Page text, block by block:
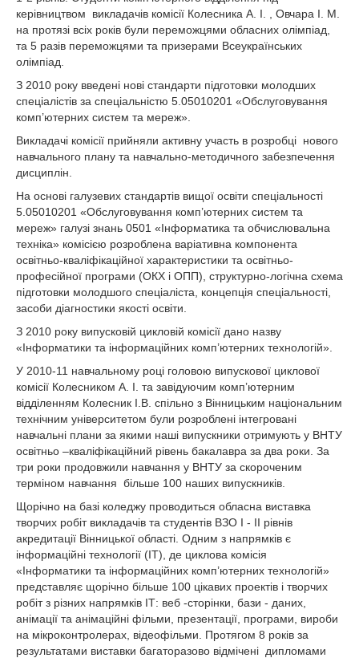
керівництвом викладачів комісії Колесника А. І. , Овчара І. М.
на протязі всіх років були переможцями обласних олімпіад,
та 5 разів переможцями та призерами Всеукраїнських
олімпіад.
З 2010 року введені нові стандарти підготовки молодших
спеціалістів за спеціальністю 5.05010201 «Обслуговування
комп’ютерних систем та мереж».
Викладачі комісії прийняли активну участь в розробці нового
навчального плану та навчально-методичного забезпечення
дисциплін.
На основі галузевих стандартів вищої освіти спеціальності
5.05010201 «Обслуговування комп’ютерних систем та
мереж» галузі знань 0501 «Інформатика та обчислювальна
техніка» комісією розроблена варіативна компонента
освітньо-кваліфікаційної характеристики та освітньо-
професійної програми (ОКХ і ОПП), структурно-логічна схема
підготовки молодшого спеціаліста, концепція спеціальності,
засоби діагностики якості освіти.
З 2010 року випусковій цикловій комісії дано назву
«Інформатики та інформаційних комп’ютерних технологій».
У 2010-11 навчальному році головою випускової циклової
комісії Колесником А. І. та завідуючим комп’ютерним
відділенням Колесник І.В. спільно з Вінницьким національним
технічним університетом були розроблені інтегровані
навчальні плани за якими наші випускники отримують у ВНТУ
освітньо –кваліфікаційний рівень бакалавра за два роки. За
три роки продовжили навчання у ВНТУ за скороченим
терміном навчання більше 100 наших випускників.
Щорічно на базі коледжу проводиться обласна виставка
творчих робіт викладачів та студентів ВЗО I - II рівнів
акредитації Вінницької області. Одним з напрямків є
інформаційні технології (ІТ), де циклова комісія
«Інформатики та інформаційних комп’ютерних технологій»
представляє щорічно більше 100 цікавих проектів і творчих
робіт з різних напрямків ІТ: веб -сторінки, бази - даних,
анімації та анімаційні фільми, презентації, програми, вироби
на мікроконтролерах, відеофільми. Протягом 8 років за
результатами виставки багаторазово відмічені дипломами